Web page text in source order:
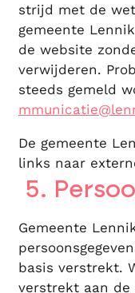
strijd met de
gemeente
de website
verwijderen.
steeds gemeld
De gemeente
links naar
5.
Gemeente
basis verstrekt.
verstrekt aan de